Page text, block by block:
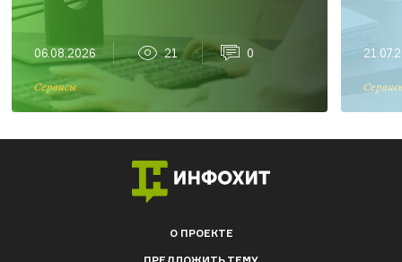
06.08.2026 21 0
Сервисы
О ПРОЕКТЕ